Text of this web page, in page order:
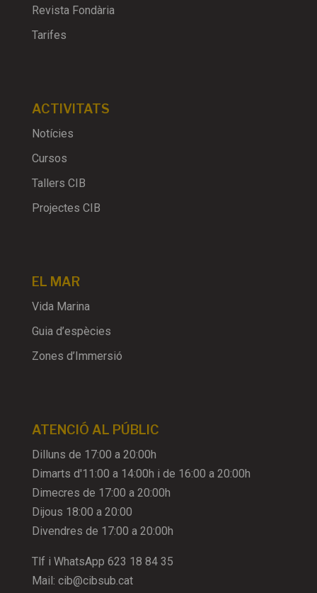
Revista Fondària
Tarifes
ACTIVITATS
Notícies
Cursos
Tallers CIB
Projectes CIB
EL MAR
Vida Marina
Guia d’espècies
Zones d’Immersió
ATENCIÓ AL PÚBLIC
Dilluns de 17:00 a 20:00h
Dimarts d'11:00 a 14:00h i de 16:00 a 20:00h
Dimecres de 17:00 a 20:00h
Dijous 18:00 a 20:00
Divendres de 17:00 a 20:00h
Tlf i WhatsApp 623 18 84 35
Mail: cib@cibsub.cat